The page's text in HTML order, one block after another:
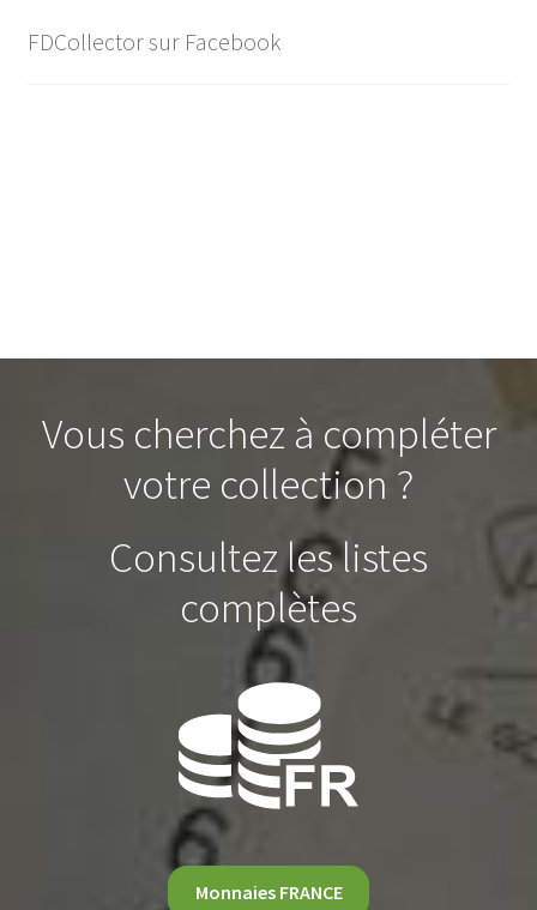
FDCollector sur Facebook
Vous cherchez à compléter
votre collection ?
Consultez les listes
complètes
Monnaies FRANCE